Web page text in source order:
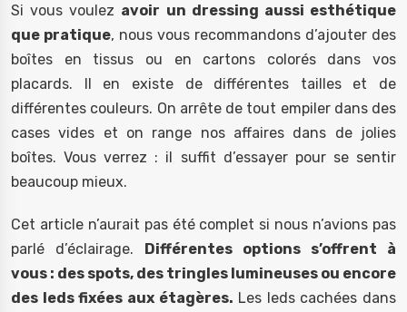
Si vous voulez avoir un dressing aussi esthétique
que pratique, nous vous recommandons d’ajouter des
boîtes en tissus ou en cartons colorés dans vos
placards. Il en existe de différentes tailles et de
différentes couleurs. On arrête de tout empiler dans des
cases vides et on range nos affaires dans de jolies
boîtes. Vous verrez : il suffit d’essayer pour se sentir
beaucoup mieux.
Cet article n’aurait pas été complet si nous n’avions pas
parlé d’éclairage. Différentes options s’offrent à
vous : des spots, des tringles lumineuses ou encore
des leds fixées aux étagères. Les leds cachées dans